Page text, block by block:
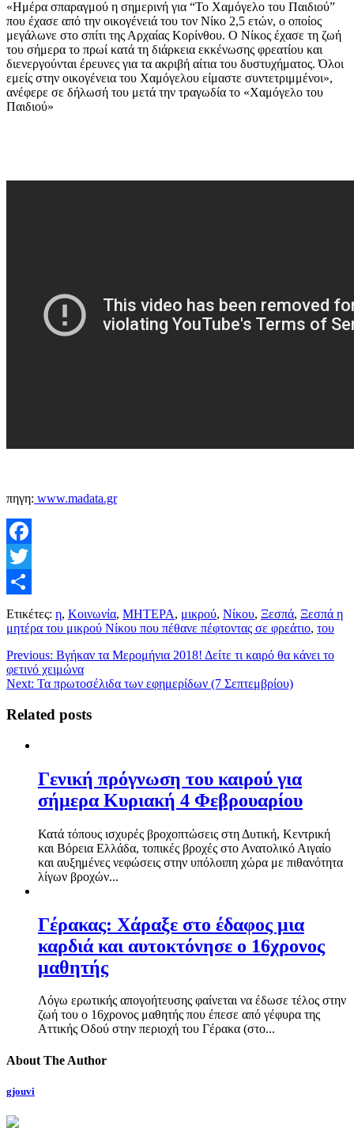
«Ημέρα σπαραγμού η σημερινή για “Το Χαμόγελο του Παιδιού”
που έχασε από την οικογένειά του τον Νίκο 2,5 ετών, ο οποίος
μεγάλωνε στο σπίτι της Αρχαίας Κορίνθου. Ο Νίκος έχασε τη ζωή
του σήμερα το πρωί κατά τη διάρκεια εκκένωσης φρεατίου και
διενεργούνται έρευνες για τα ακριβή αίτια του δυστυχήματος. Όλοι
εμείς στην οικογένεια του Χαμόγελου είμαστε συντετριμμένοι»,
ανέφερε σε δήλωσή του μετά την τραγωδία το «Χαμόγελο του
Παιδιού»
πηγη: www.madata.gr
Facebook
Twitter
Μοιραστείτε
Ετικέτες: η, Κοινωνία, ΜΗΤΕΡΑ, μικρού, Νίκου, Ξεσπά, Ξεσπά η
μητέρα του μικρού Νίκου που πέθανε πέφτοντας σε φρεάτιο, του
Previous: Βγήκαν τα Μερομήνια 2018! Δείτε τι καιρό θα κάνει το
φετινό χειμώνα
Next: Τα πρωτοσέλιδα των εφημερίδων (7 Σεπτεμβρίου)
Related posts
Γενική πρόγνωση του καιρού για
σήμερα Κυριακή 4 Φεβρουαρίου
Κατά τόπους ισχυρές βροχοπτώσεις στη Δυτική, Κεντρική
και Βόρεια Ελλάδα, τοπικές βροχές στο Ανατολικό Αιγαίο
και αυξημένες νεφώσεις στην υπόλοιπη χώρα με πιθανότητα
λίγων βροχών...
Γέρακας: Χάραξε στο έδαφος μια
καρδιά και αυτοκτόνησε ο 16χρονος
μαθητής
Λόγω ερωτικής απογοήτευσης φαίνεται να έδωσε τέλος στην
ζωή του ο 16χρονος μαθητής που έπεσε από γέφυρα της
Αττικής Οδού στην περιοχή του Γέρακα (στο...
About The Author
gjouvi